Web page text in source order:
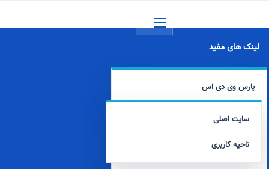
لینک های مفید
پارس وی دی اس
سایت اصلی
ناحیه کاربری